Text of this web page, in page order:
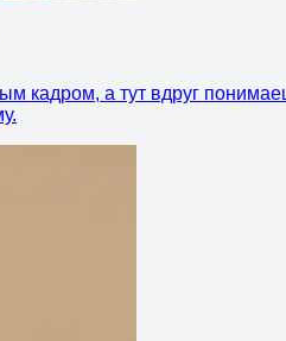
кадром, а тут вдруг